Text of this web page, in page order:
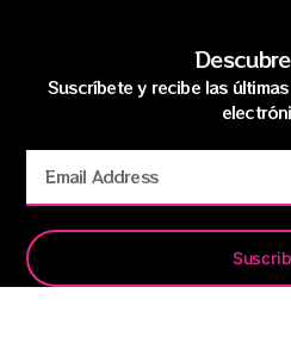
Suscríbete y recibe las